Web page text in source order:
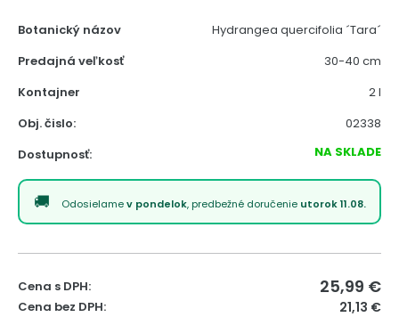
Botanický názov
Hydrangea quercifolia ´Tara´
Predajná veľkosť
30-40 cm
Kontajner
2 l
Obj. čislo:
02338
Dostupnosť:
NA SKLADE
Odosielamev pondelok, predbežné doručenie utorok 11.08.
Cena s DPH: 25,99 €
Cena bez DPH: 21,13 €